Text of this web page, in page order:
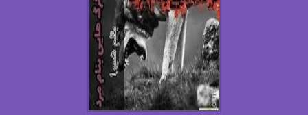
اکرم محمدی
الف صاد
الکساندر دوما
الناز پاکپور‌